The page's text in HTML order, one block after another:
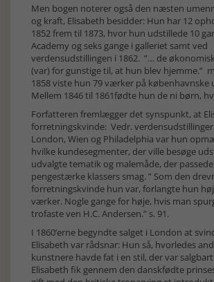
Men bogen noterer også den næsten
og kraft, Elisabeth besidder: Hun har 12
1852 frem til 1873, hvor hun udstillede 10
Academy og seks gange i galleriet samt ved
verdensudstillingen i 1862. ”… de
(var) for gunstige til, at hun blev hjemme.”
1858 viste hun 79 værker på københavnske
Mellem 1846 til 1861fødte hun de ni børn,
Forfatteren fremlægger det synspunkt, at
forretningskvinde: Vedr.
London, Wien og Philadelphia var hun
hvilke kundesegmenter, der ville besøge
udvalgte tematik og malemåde, der
pengestærke klassers smag. ” Som den
forretningskvinde hun var, forlangte hun
værker. Nogle gange for høje, hvis man
trofaste ven H.C. Andersen.” s. 91.
I 1860’erne begyndte salget i London at
Elisabeth var rådsnar: Hun så, hvorledes
kunstnere havde fat i en stil, der var
Elisabeth fik gennem den danskfødte